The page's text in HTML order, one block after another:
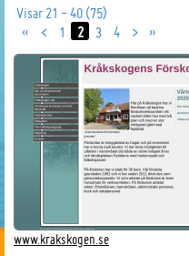
Visar 21 - 40 (75)
«
< 1 2 3 4 > »
www.krakskogen.se